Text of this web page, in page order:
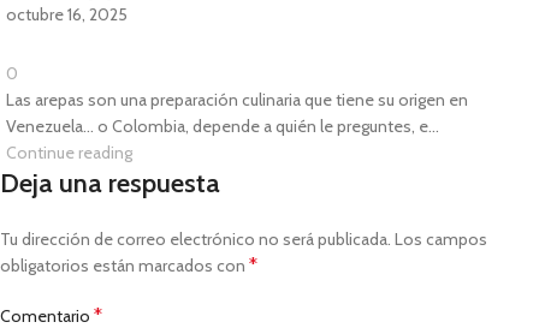
octubre 16, 2025
0
Las arepas son una preparación culinaria que tiene su origen en
Venezuela... o Colombia, depende a quién le preguntes, e...
Continue reading
Deja una respuesta
Tu dirección de correo electrónico no será publicada. Los campos
obligatorios están marcados con *
Comentario *